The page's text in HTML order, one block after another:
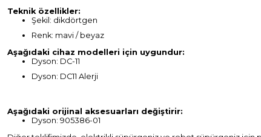
Teknik özellikler:
Şekil: dikdörtgen
Renk: mavi / beyaz
Aşağıdaki cihaz modelleri için uygundur:
Dyson: DC-11
Dyson: DC11 Alerji
Aşağıdaki orijinal aksesuarları değiştirir:
Dyson: 905386-01